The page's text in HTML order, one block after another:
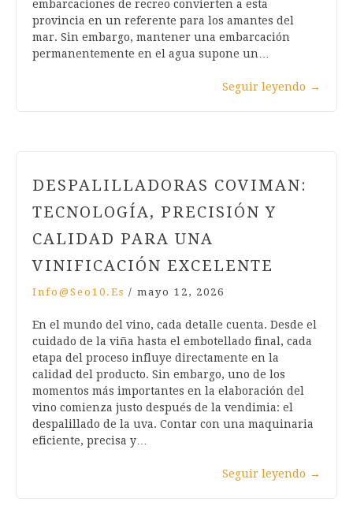
embarcaciones de recreo convierten a esta
provincia en un referente para los amantes del
mar. Sin embargo, mantener una embarcación
permanentemente en el agua supone un…
Seguir leyendo →
DESPALILLADORAS COVIMAN:
TECNOLOGÍA, PRECISIÓN Y
CALIDAD PARA UNA
VINIFICACIÓN EXCELENTE
Info@seo10.es / mayo 12, 2026
En el mundo del vino, cada detalle cuenta. Desde el
cuidado de la viña hasta el embotellado final, cada
etapa del proceso influye directamente en la
calidad del producto. Sin embargo, uno de los
momentos más importantes en la elaboración del
vino comienza justo después de la vendimia: el
despalillado de la uva. Contar con una maquinaria
eficiente, precisa y…
Seguir leyendo →